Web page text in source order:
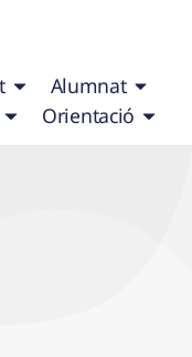
Alumnat
Orientació